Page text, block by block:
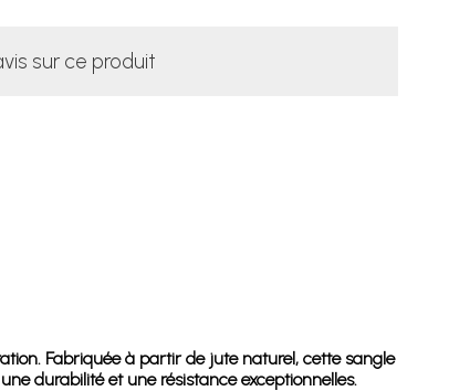
sur ce produit
Fabriquée à partir de jute naturel, cette sangle
durabilité et une résistance exceptionnelles.